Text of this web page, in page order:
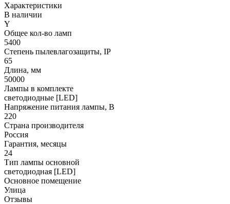
Характеристики
В наличии
Y
Общее кол-во ламп
5400
Степень пылевлагозащиты, IP
65
Длина, мм
50000
Лампы в комплекте
светодиодные [LED]
Напряжение питания лампы, В
220
Страна производителя
Россия
Гарантия, месяцы
24
Тип лампы основной
светодиодная [LED]
Основное помещение
Улица
Отзывы